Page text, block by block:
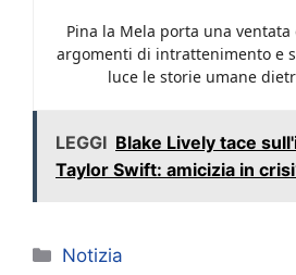
Pina la Mela porta una ventata
argomenti di intrattenimento e
luce le storie umane
LEGGI Blake Lively tace
Taylor Swift: amicizia in
Categorie
Notizia